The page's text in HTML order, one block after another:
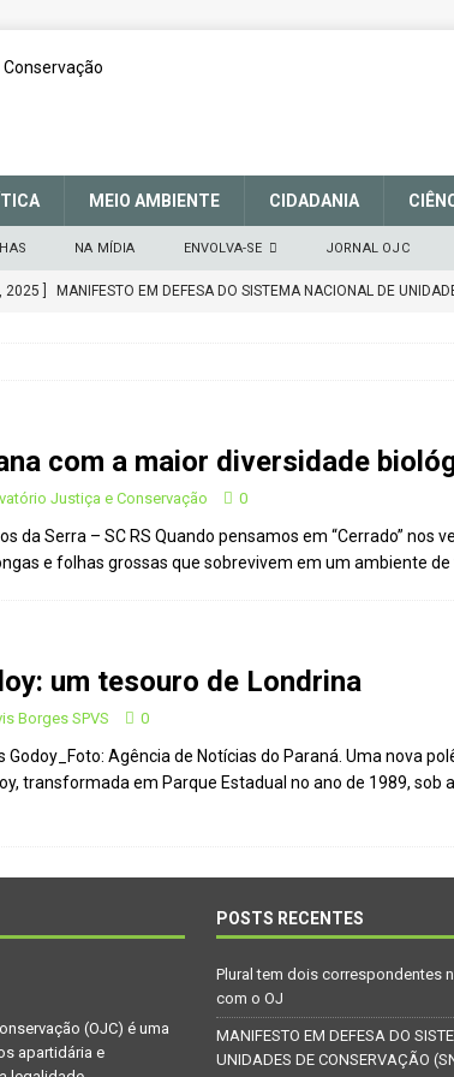
MEIO AMBIENTE CIDADANIA
NA MÍDIA ENVOLVA-SE JORNAL OJC
2025 ] MANIFESTO EM DEFESA DO SISTEMA NACIONAL DE
29, 2024 ] Nota de Atenção CIDADANIA
11, 2024 ] Nota de Repúdio OPINIÃO
2024 ] O assustador derretimento das geleiras dos Andes
2023 ] Governo do Paraná se nega a combater desmatamento
]
] Papagaio-verdadeiro: comércio ilegal faz com que aves
com a maior diversidade
Justiça e Conservação 0
da Serra – SC RS Quando pensamos em “Cerrado”
e folhas grossas que sobrevivem em um ambiente
um tesouro de Londrina
Borges SPVS 0
Godoy_Foto: Agência de Notícias do Paraná. Uma nova
transformada em Parque Estadual no ano de 1989,
(OJC) é uma
apartidária e
POSTS RECENTES
Plural tem dois correspondentes
com o OJ
MANIFESTO EM DEFESA DO
UNIDADES DE CONSERVAÇÃO